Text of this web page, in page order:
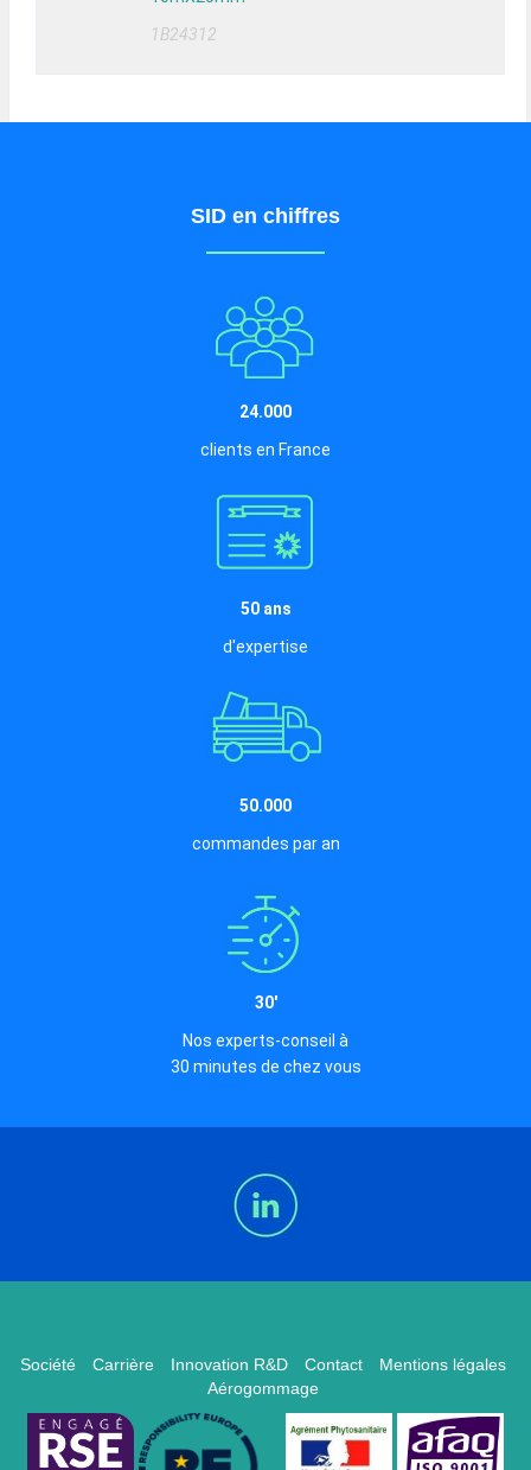
1B24312
SID en chiffres
24.000
clients en France
50 ans
d'expertise
50.000
commandes par an
30'
Nos experts-conseil à
30 minutes de chez vous
Société Carrière Innovation R&D Contact
Mentions légales
Aérogommage